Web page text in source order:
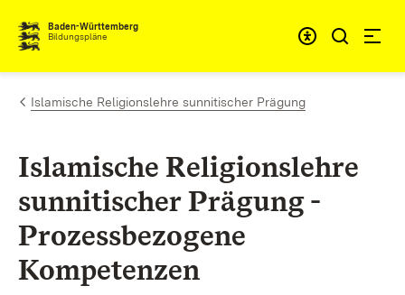
Zum Inhalt springen
Baden-Württemberg
Bildungspläne
Islamische Religionslehre sunnitischer Prägung
Islamische Religionslehre
sunnitischer Prägung -
Prozessbezogene
Kompetenzen